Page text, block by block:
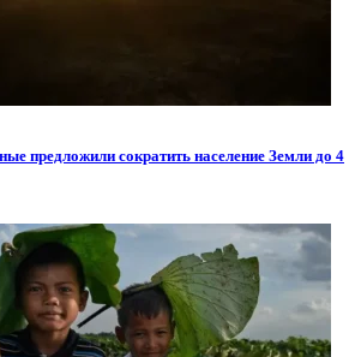
предложили сократить население Земли до 4